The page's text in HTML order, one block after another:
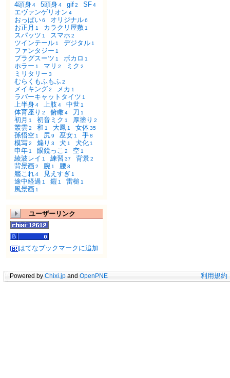
4頭身4 5頭身4 gif2 SF4
エヴァンゲリオン 4
おっぱい6 オリジナル6
お正月 1 カラクリ屋敷 1
スパッツ 1 スマホ 2
ツインテール 1 デジタル 1
ファンタジー 1
プラグスーツ 1 ボカロ 1
ホラー 1 マリ 2 ミク 2
ミリタリー 3
むらくもふもふ2
メイキング2 メカ 1
ラバーキャットタイツ 1
上半身4 上肢 4 中世 1
体育座り 2 俯瞰4 刀 1
初月 1 初音ミク 1 厚塗り 2
叢雲2 和 1 大鳳 1 女体35
孫悟空 1 尻9 巫女 1 手8
模写2 煽り 3 犬 1 犬化 1
申年 1 眼鏡っこ 2 空 1
綾波レイ 1 練習 37 背景2
背景画2 腕 1 腰8
艦これ4 見えすぎ 1
途中経過 1 鎧 1 雷槌 1
風景画 1
ユーザーリンク
はてなブックマークに追加
Powered by Chixi.jp and OpenPNE 利用規約